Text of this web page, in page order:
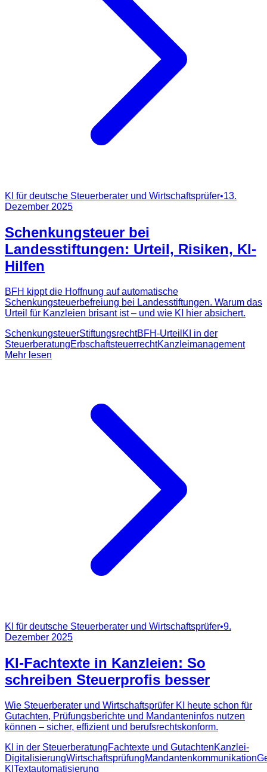
KI für deutsche Steuerberater und Wirtschaftsprüfer•13.
Dezember 2025
Schenkungsteuer bei
Landesstiftungen: Urteil, Risiken, KI-
Hilfen
BFH kippt die Hoffnung auf automatische
Schenkungsteuerbefreiung bei Landesstiftungen. Warum das
Urteil für Kanzleien brisant ist – und wie KI hier absichert.
SchenkungsteuerStiftungsrechtBFH-Urteil KI in der
SteuerberatungErbschaftsteuerrechtKanzleimanagement
Mehr lesen
KI für deutsche Steuerberater und Wirtschaftsprüfer•9.
Dezember 2025
KI-Fachtexte in Kanzleien: So
schreiben Steuerprofis besser
Wie Steuerberater und Wirtschaftsprüfer KI heute schon für
Gutachten, Prüfungsberichte und Mandanteninfos nutzen
können – sicher, effizient und berufsrechtskonform.
KI in der SteuerberatungFachtexte und GutachtenKanzlei-
DigitalisierungWirtschaftsprüfungMandantenkommunikation
KI Textautomatisierung